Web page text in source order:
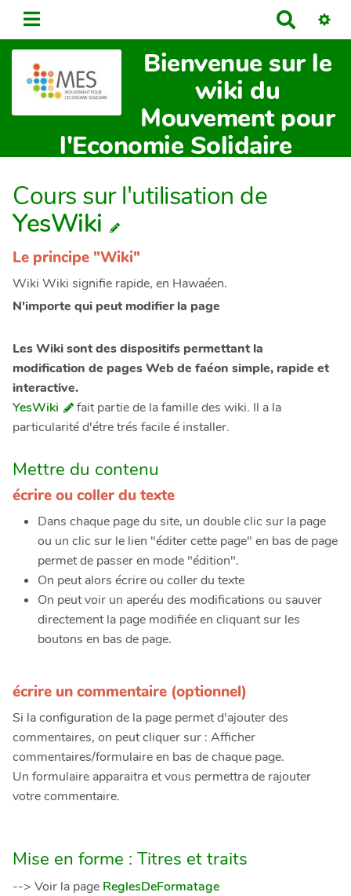
e
c
h
r
c
Bienvenue sur le
wiki du
Mouvement pour
l'Economie Solidaire
Cours sur l'utilisation de
YesWiki
Le principe "Wiki"
Wiki Wiki signifie rapide, en Hawaéen.
N'importe qui peut modifier la page
Les Wiki sont des dispositifs permettant la
modification de pages Web de faéon simple, rapide et
interactive.
YesWiki
fait partie de la famille des wiki. Il a la
particularité d'étre trés facile é installer.
Mettre du contenu
écrire ou coller du texte
Dans chaque page du site, un double clic sur la page
ou un clic sur le lien "éditer cette page" en bas de page
permet de passer en mode "édition".
On peut alors écrire ou coller du texte
On peut voir un aperéu des modifications ou sauver
directement la page modifiée en cliquant sur les
boutons en bas de page.
écrire un commentaire (optionnel)
Si la configuration de la page permet d'ajouter des
commentaires, on peut cliquer sur : Afficher
commentaires/formulaire en bas de chaque page.
Un formulaire apparaitra et vous permettra de rajouter
votre commentaire.
Mise en forme : Titres et traits
--> Voir la page ReglesDeFormatage